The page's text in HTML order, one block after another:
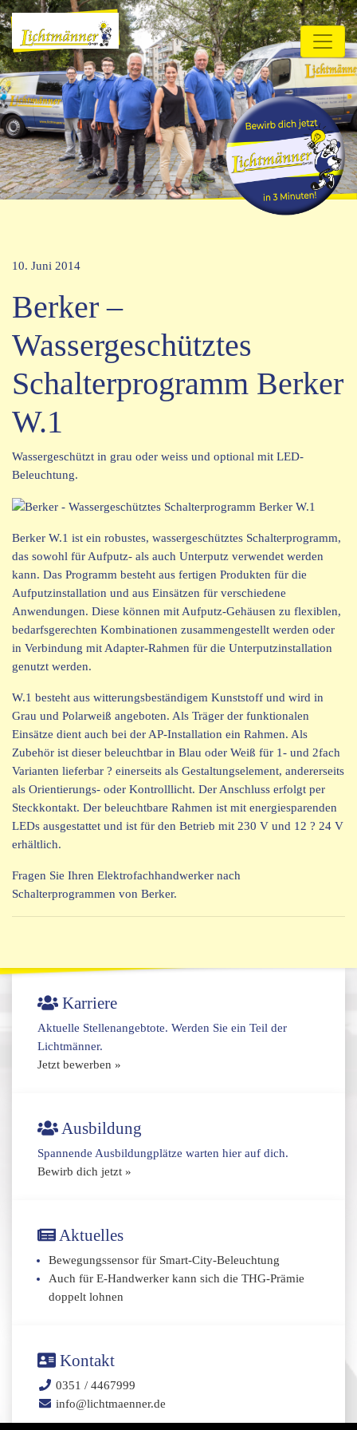
10. Juni 2014
Berker –
Wassergeschütztes
Schalterprogramm Berker
W.1
Wassergeschützt in grau oder weiss und optional mit LED-
Beleuchtung.
Berker W.1 ist ein robustes, wassergeschütztes Schalterprogramm,
das sowohl für Aufputz- als auch Unterputz verwendet werden
kann. Das Programm besteht aus fertigen Produkten für die
Aufputzinstallation und aus Einsätzen für verschiedene
Anwendungen. Diese können mit Aufputz-Gehäusen zu flexiblen,
bedarfsgerechten Kombinationen zusammengestellt werden oder
in Verbindung mit Adapter-Rahmen für die Unterputzinstallation
genutzt werden.
W.1 besteht aus witterungsbeständigem Kunststoff und wird in
Grau und Polarweiß angeboten. Als Träger der funktionalen
Einsätze dient auch bei der AP-Installation ein Rahmen. Als
Zubehör ist dieser beleuchtbar in Blau oder Weiß für 1- und 2fach
Varianten lieferbar ? einerseits als Gestaltungselement, andererseits
als Orientierungs- oder Kontrolllicht. Der Anschluss erfolgt per
Steckkontakt. Der beleuchtbare Rahmen ist mit energiesparenden
LEDs ausgestattet und ist für den Betrieb mit 230 V und 12 ? 24 V
erhältlich.
Fragen Sie Ihren Elektrofachhandwerker nach
Schalterprogrammen von Berker.
Karriere
Aktuelle Stellenangebtote. Werden Sie ein Teil der
Lichtmänner.
Jetzt bewerben »
Ausbildung
Spannende Ausbildungplätze warten hier auf dich.
Bewirb dich jetzt »
Aktuelles
Bewegungssensor für Smart-City-Beleuchtung
Auch für E-Handwerker kann sich die THG-Prämie
doppelt lohnen
Kontakt
0351 / 4467999
info@lichtmaenner.de